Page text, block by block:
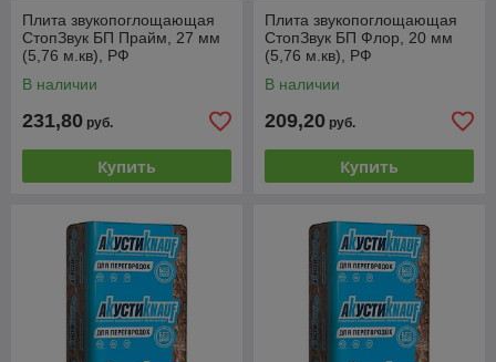
Плита звукопоглощающая
СтопЗвук БП Прайм, 27 мм
(5,76 м.кв), РФ
В наличии
231,80 руб.
Купить
Плита звукопоглощающая
СтопЗвук БП Флор, 20 мм
(5,76 м.кв), РФ
В наличии
209,20 руб.
Купить